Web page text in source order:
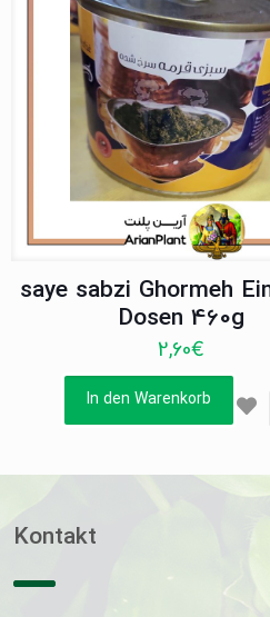
saye sabzi Ghormeh
Dosen 460g
2,60€
In den Warenkorb
Kontakt